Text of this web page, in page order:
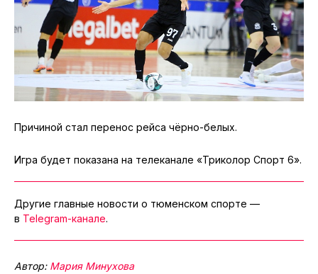
Причиной стал перенос рейса чёрно-белых.
Игра будет показана на телеканале «Триколор Спорт 6».
Другие главные новости о тюменском спорте —
в Telegram-канале.
Автор: Мария Минухова